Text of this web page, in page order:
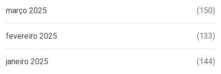
março 2025 (150)
fevereiro 2025 (133)
janeiro 2025 (144)